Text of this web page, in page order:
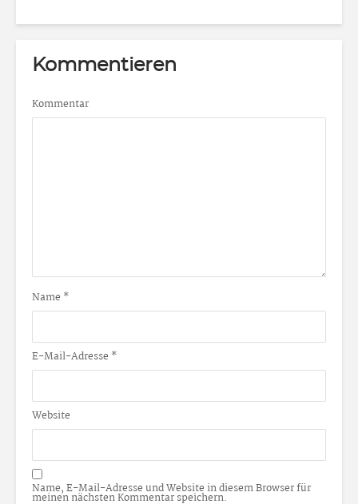
Kommentieren
Kommentar
Name *
E-Mail-Adresse *
Website
Name, E-Mail-Adresse und Website in diesem Browser für
meinen nächsten Kommentar speichern.